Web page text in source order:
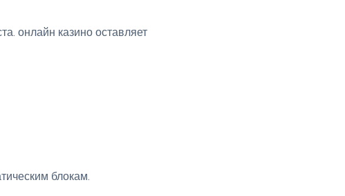
онлайн казино оставляет
блокам.